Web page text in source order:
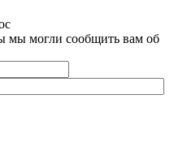
мы могли сообщить вам об